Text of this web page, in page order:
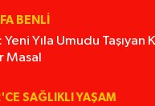
BENLI
Yıla Umudu Taşıyan
Masal
SAĞLIKLI YAŞAM